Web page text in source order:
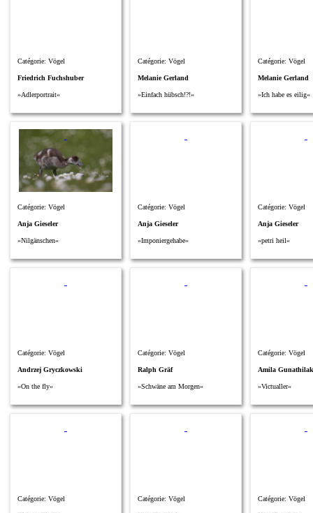
Catégorie: Vögel
Friedrich Fuchshuber
»Adlerportrait«
Catégorie: Vögel
Melanie Gerland
»Einfach hübsch!?!«
Catégorie: Vögel
Melanie Gerland
»Ich habe es eilig«
Catégorie: Vögel
Anja Gieseler
»Nilgänschen«
Catégorie: Vögel
Anja Gieseler
»Imponiergehabe«
Catégorie: Vögel
Anja Gieseler
»petri heil«
Catégorie: Vögel
Andrzej Gryczkowski
»On the fly«
Catégorie: Vögel
Ralph Gräf
»Schwäne am Morgen«
Catégorie: Vögel
Amila
»Victualler«
Catégorie: Vögel Catégorie: Vögel Catégorie: Vögel